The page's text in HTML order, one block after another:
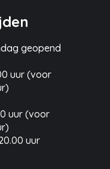
geopend
uur (voor
uur (voor
uur